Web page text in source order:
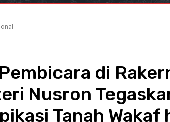
di
Nusron
Tanah Wakaf